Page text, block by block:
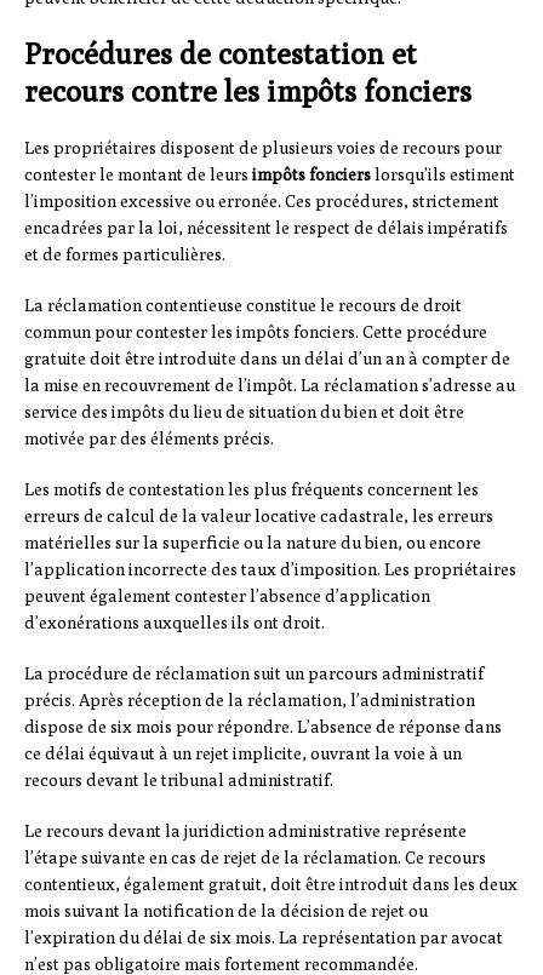
Procédures de contestation et
recours contre les impôts fonciers
Les propriétaires disposent de plusieurs voies de recours pour
contester le montant de leurs impôts foncierslorsqu’ils estiment
l’imposition excessive ou erronée. Ces procédures, strictement
encadrées par la loi, nécessitent le respect de délais impératifs
et de formes particulières.
La réclamation contentieuse constitue le recours de droit
commun pour contester les impôts fonciers. Cette procédure
gratuite doit être introduite dans un délai d’un an à compter de
la mise en recouvrement de l’impôt. La réclamation s’adresse au
service des impôts du lieu de situation du bien et doit être
motivée par des éléments précis.
Les motifs de contestation les plus fréquents concernent les
erreurs de calcul de la valeur locative cadastrale, les erreurs
matérielles sur la superficie ou la nature du bien, ou encore
l’application incorrecte des taux d’imposition. Les propriétaires
peuvent également contester l’absence d’application
d’exonérations auxquelles ils ont droit.
La procédure de réclamation suit un parcours administratif
précis. Après réception de la réclamation, l’administration
dispose de six mois pour répondre. L’absence de réponse dans
ce délai équivaut à un rejet implicite, ouvrant la voie à un
recours devant le tribunal administratif.
Le recours devant la juridiction administrative représente
l’étape suivante en cas de rejet de la réclamation. Ce recours
contentieux, également gratuit, doit être introduit dans les deux
mois suivant la notification de la décision de rejet ou
l’expiration du délai de six mois. La représentation par avocat
n’est pas obligatoire mais fortement recommandée.